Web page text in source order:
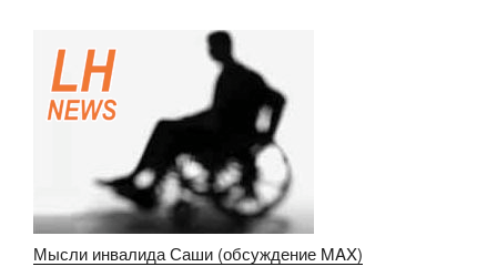
Мысли инвалида Саши (обсуждение MAX)